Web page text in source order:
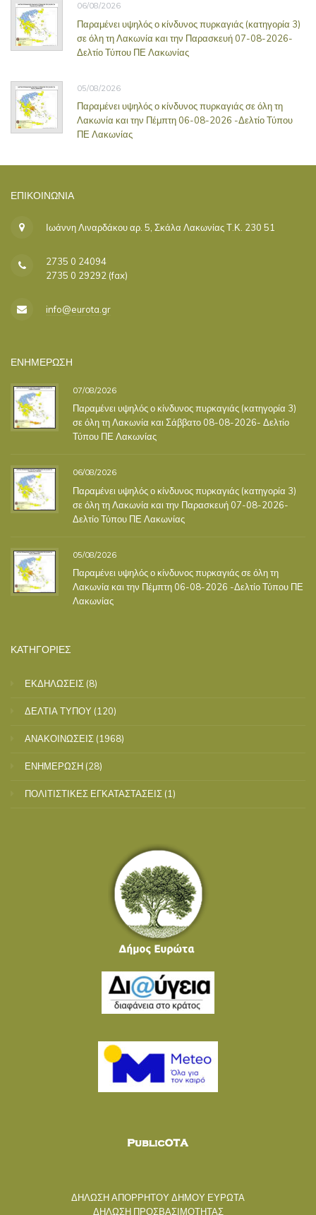
06/08/2026
Παραμένει υψηλός ο κίνδυνος πυρκαγιάς (κατηγορία 3)
σε όλη τη Λακωνία και την Παρασκευή 07-08-2026-
Δελτίο Τύπου ΠΕ Λακωνίας
05/08/2026
Παραμένει υψηλός ο κίνδυνος πυρκαγιάς σε όλη τη
Λακωνία και την Πέμπτη 06-08-2026 -Δελτίο Τύπου
ΠΕ Λακωνίας
ΕΠΙΚΟΙΝΩΝΊΑ
Ιωάννη Λιναρδάκου αρ. 5, Σκάλα Λακωνίας Τ.Κ. 230 51
2735 0 24094
2735 0 29292 (fax)
info@eurota.gr
ΕΝΗΜΕΡΩΣΗ
07/08/2026
Παραμένει υψηλός ο κίνδυνος πυρκαγιάς (κατηγορία 3)
σε όλη τη Λακωνία και Σάββατο 08-08-2026- Δελτίο
Τύπου ΠΕ Λακωνίας
06/08/2026
Παραμένει υψηλός ο κίνδυνος πυρκαγιάς (κατηγορία 3)
σε όλη τη Λακωνία και την Παρασκευή 07-08-2026-
Δελτίο Τύπου ΠΕ Λακωνίας
05/08/2026
Παραμένει υψηλός ο κίνδυνος πυρκαγιάς σε όλη τη
Λακωνία και την Πέμπτη 06-08-2026 -Δελτίο Τύπου ΠΕ
Λακωνίας
ΚΑΤΗΓΟΡΙΕΣ
ΕΚΔΗΛΩΣΕΙΣ (8)
ΔΕΛΤΙΑ ΤΥΠΟΥ (120)
ΑΝΑΚΟΙΝΩΣΕΙΣ (1968)
ΕΝΗΜΕΡΩΣΗ (28)
ΠΟΛΙΤΙΣΤΙΚΕΣ ΕΓΚΑΤΑΣΤΑΣΕΙΣ (1)
ΔΗΛΩΣΗ ΑΠΟΡΡΗΤΟΥ ΔΗΜΟΥ ΕΥΡΩΤΑ
ΔΗΛΩΣΗ ΠΡΟΣΒΑΣΙΜΟΤΗΤΑΣ